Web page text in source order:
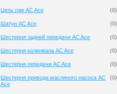
Цепь грм AC Ace (0)
Шатун AC Ace (0)
Шестерня задней передачи AC Ace (0)
Шестерня коленвала AC Ace (0)
Шестерня передачи AC Ace (0)
Шестерня привода масляного насоса AC
Ace
(0)